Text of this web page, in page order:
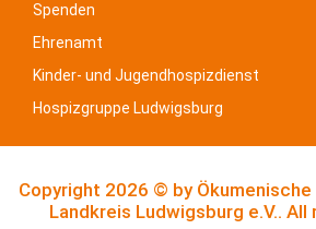
Spenden
Ehrenamt
Kinder- und Jugendhospizdienst
Hospizgruppe Ludwigsburg
Copyright 2026 © by
Landkreis Ludwigsburg e.V.. All